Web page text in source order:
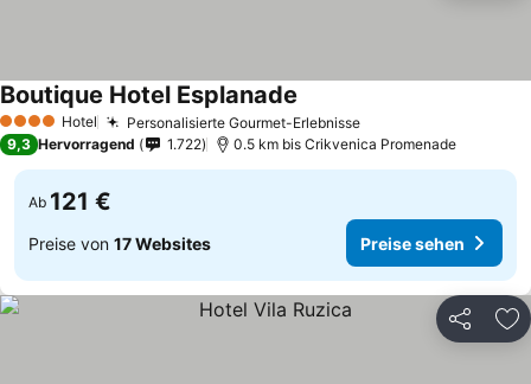
4 Sterne Hotel Personalisierte Gourmet-Erlebnisse
Boutique Hotel Esplanade
9,3 Hervorragend 1.722 0.5 km bis Crikvenica Promenade
Ab 121 €
Preise von 17 Websites Preise sehen
Teilen